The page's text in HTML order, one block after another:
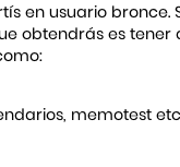
en usuario bronce.
obtendrás es tener
memotest